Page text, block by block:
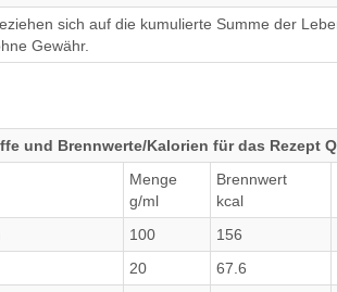
sich auf die kumulierte Summe der
Gewähr.
und Brennwerte/Kalorien für das Rezept
Menge
g/ml
Brennwert
kcal
100 156
20 67.6